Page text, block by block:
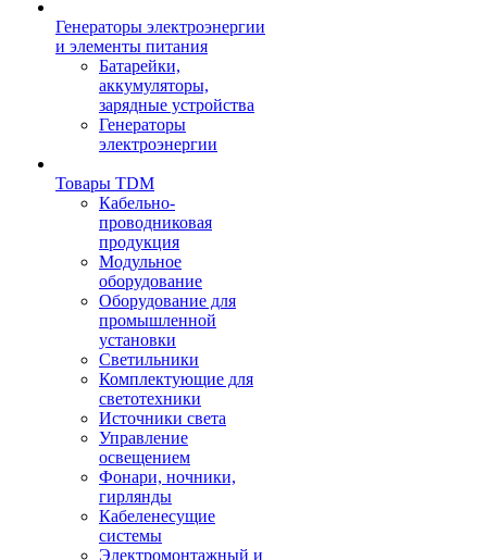
Генераторы электроэнергии
и элементы питания
Батарейки,
аккумуляторы,
зарядные устройства
Генераторы
электроэнергии
Товары TDM
Кабельно-
проводниковая
продукция
Модульное
оборудование
Оборудование для
промышленной
установки
Светильники
Комплектующие для
светотехники
Источники света
Управление
освещением
Фонари, ночники,
гирлянды
Кабеленесущие
системы
Электромонтажный и